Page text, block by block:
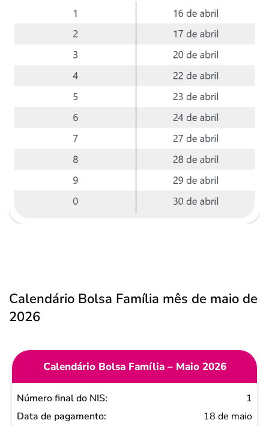
Calendário Bolsa Família mês de maio de
2026
Calendário Bolsa Família – Maio 2026
Número
final do
1
18 de maio